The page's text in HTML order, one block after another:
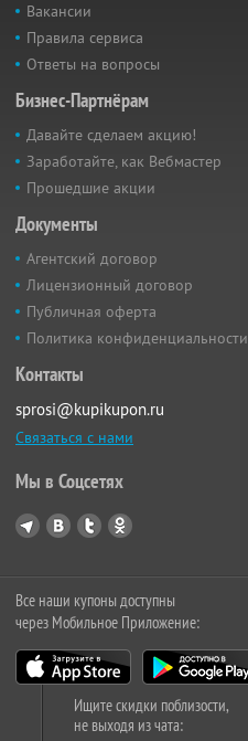
Вакансии
Правила сервиса
Ответы на вопросы
Бизнес-Партнёрам
Давайте сделаем акцию!
Заработайте, как Вебмастер
Прошедшие акции
Документы
Агентский договор
Лицензионный договор
Публичная оферта
Политика конфиденциальности
Контакты
sprosi@kupikupon.ru
Связаться с нами
Мы в Соцсетях
Все наши купоны доступны
через Мобильное Приложение:
Ищите скидки поблизости,
не выходя из чата: